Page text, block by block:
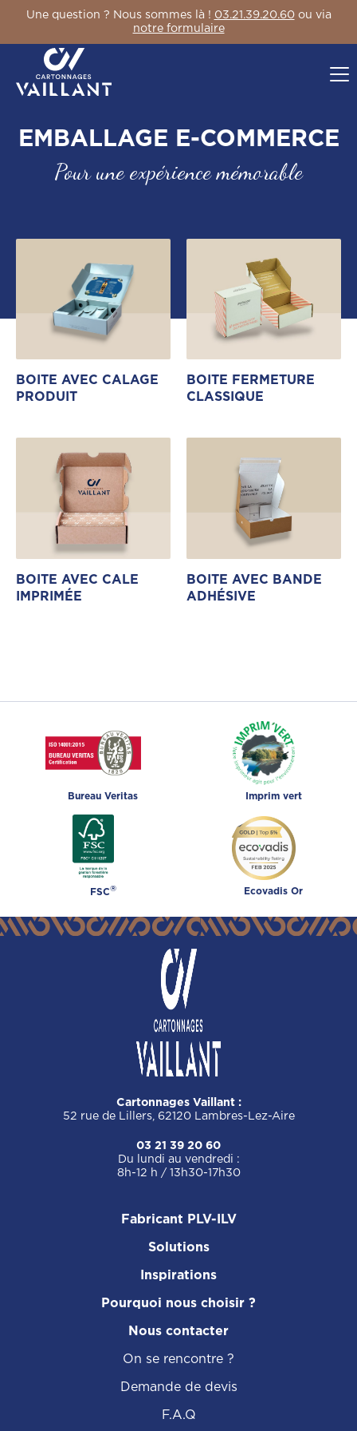
Une question ? Nous sommes là ! 03.21.39.20.60ou via
notre formulaire
EMBALLAGE E-COMMERCE
Pour une expérience mémorable
BOITE AVEC CALAGE
PRODUIT
BOITE FERMETURE
CLASSIQUE
BOITE AVEC CALE
IMPRIMÉE
BOITE AVEC BANDE
ADHÉSIVE
Bureau Veritas Imprim vert
FSC® Ecovadis Or
Cartonnages Vaillant :
52 rue de Lillers, 62120 Lambres-Lez-Aire
03 21 39 20 60
Du lundi au vendredi :
8h-12 h / 13h30-17h30
Fabricant PLV-ILV
Solutions
Inspirations
Pourquoi nous choisir ?
Nous contacter
On se rencontre ?
Demande de devis
F.A.Q